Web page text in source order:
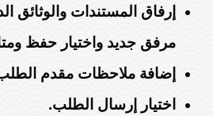
إرفاق المستندات والوثائق
مرفق جديد واختيار حفظ
إضافة ملاحظات مقدم
اختيار إرسال الطلب.